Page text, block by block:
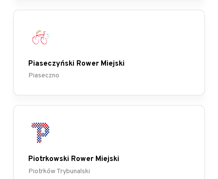
Piaseczyński Rower Miejski
Piaseczno
Piotrkowski Rower Miejski
Piotrków Trybunalski